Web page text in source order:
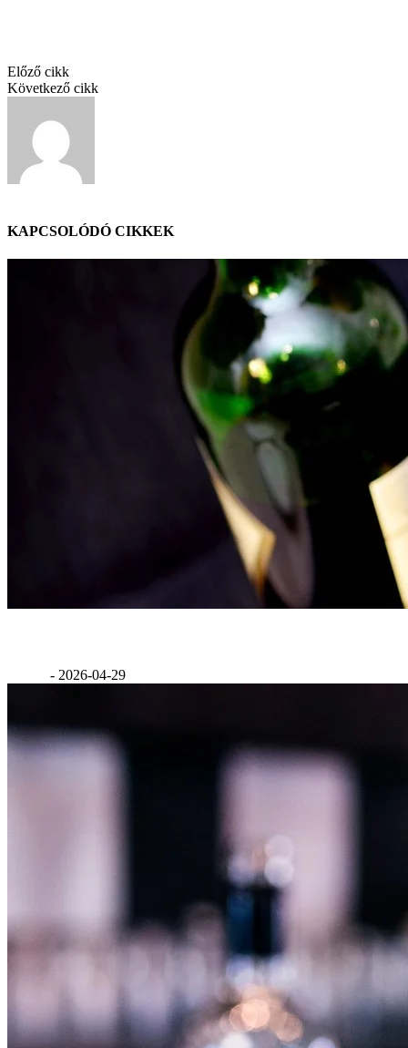
Előző cikk
Következő cikk
KAPCSOLÓDÓ CIKKEK
- 2026-04-29